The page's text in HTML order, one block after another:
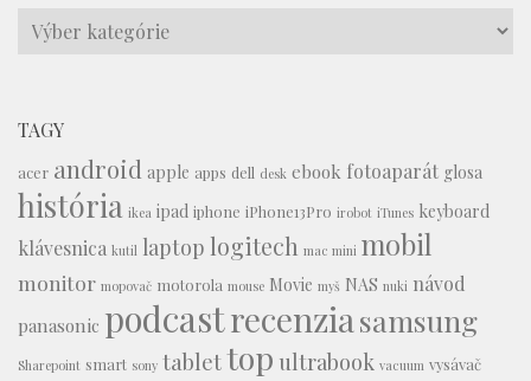
Témy
TAGY
acer android apple apps dell desk ebook fotoaparát glosa
história ikea ipad iphone iPhone13Pro irobot iTunes keyboard
klávesnica kutil laptop logitech mac mini mobil
monitor mopovač motorola mouse Movie myš NAS nuki návod
panasonic podcastrecenziasamsung
Sharepoint smart sony tablettop ultrabook vacuum vysávač